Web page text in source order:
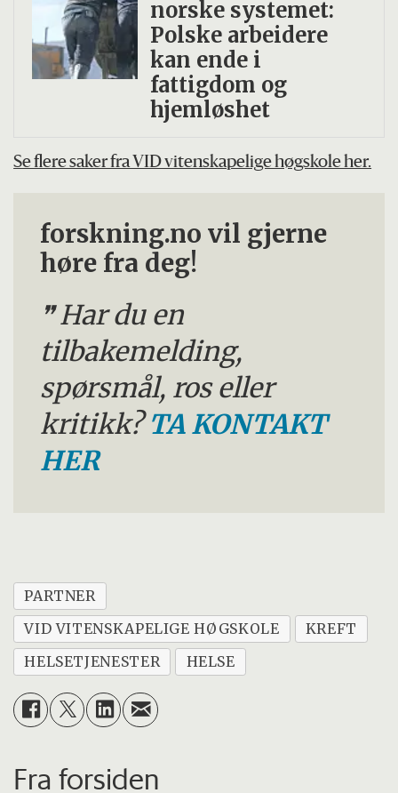
norske systemet:
Polske arbeidere
kan ende i
fattigdom og
hjemløshet
Se flere saker fra VID vitenskapelige høgskole her.
forskning.no vil gjerne
høre fra deg!
Har du en
tilbakemelding,
spørsmål, ros eller
kritikk?TA KONTAKT
HER
PARTNER
VID VITENSKAPELIGE HØGSKOLE
KREFT
HELSETJENESTER
HELSE
Fra forsiden